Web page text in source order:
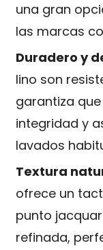
una gran
las marcas
Duradero y
lino son
garantiza
integridad y
lavados
Textura
ofrece un
punto
refinada,